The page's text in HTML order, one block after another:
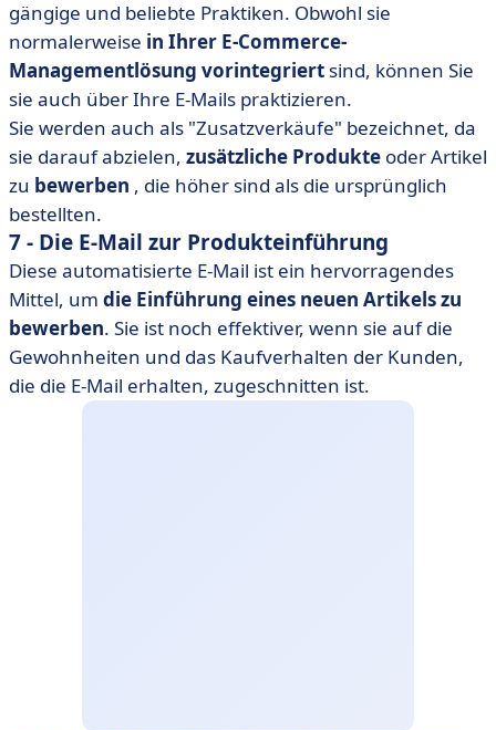
gängige und beliebte Praktiken. Obwohl sie
normalerweise in Ihrer E-Commerce-
Managementlösung vorintegriert sind, können Sie
sie auch über Ihre E-Mails praktizieren.
Sie werden auch als "Zusatzverkäufe" bezeichnet, da
sie darauf abzielen, zusätzliche Produkte oder Artikel
zu bewerben , die höher sind als die ursprünglich
bestellten.
7 - Die E-Mail zur Produkteinführung
Diese automatisierte E-Mail ist ein hervorragendes
Mittel, um die Einführung eines neuen Artikels zu
bewerben. Sie ist noch effektiver, wenn sie auf die
Gewohnheiten und das Kaufverhalten der Kunden,
die die E-Mail erhalten, zugeschnitten ist.